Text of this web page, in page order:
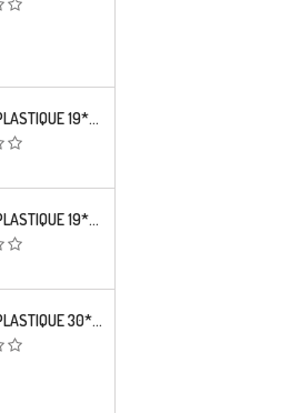
POCHOIR PLASTIQUE 19*6CM : THÈME ENFANT (02)
POCHOIR PLASTIQUE 19*6CM : FEUILLE ET FLEURS
POCHOIR PLASTIQUE 30*21CM : ALPHABET (02)